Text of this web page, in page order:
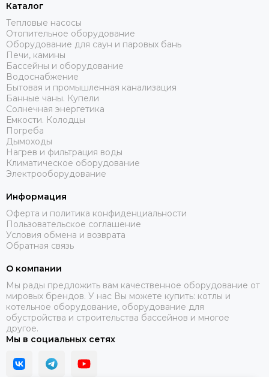
Каталог
Тепловые насосы
Отопительное оборудование
Оборудование для саун и паровых бань
Печи, камины
Бассейны и оборудование
Водоснабжение
Бытовая и промышленная канализация
Банные чаны. Купели
Солнечная энергетика
Емкости. Колодцы
Погреба
Дымоходы
Нагрев и фильтрация воды
Климатическое оборудование
Электрооборудование
Информация
Оферта и политика конфиденциальности
Пользовательское соглашение
Условия обмена и возврата
Обратная связь
О компании
Мы рады предложить вам качественное оборудование от
мировых брендов. У нас Вы можете купить: котлы и
котельное оборудование, оборудование для
обустройства и строительства бассейнов и многое
другое.
Мы в социальных сетях